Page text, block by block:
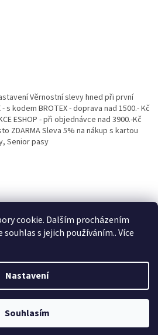
cookie. Dalším procházením
s jejich používáním.. Více
Nastavení
Souhlasím
- 10% na Všechny Vaše další nákupy. Čím
získat. Vaše objednávky se sčítají.
nebo DOPRAVU ZDARMA. Přejeme
Komárková a kolektiv pracovníků
Věrnostní slevy hned při první
s kodem BROTEX - doprava nad 1500.- Kč
ESHOP - při objednávce nad 3900.-Kč
ZDARMA Sleva 5% na nákup s kartou
Senior pasy
Jana. Všechna práva vyhrazena.